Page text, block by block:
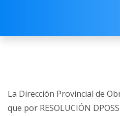
La Dirección Provincial de
que por RESOLUCIÓN